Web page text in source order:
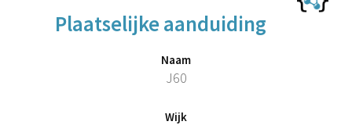
Plaatselijke aanduiding
Naam
J60
Wijk